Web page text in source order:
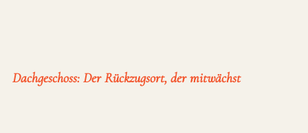
Dachgeschoss: Der Rückzugsort, der mitwächst